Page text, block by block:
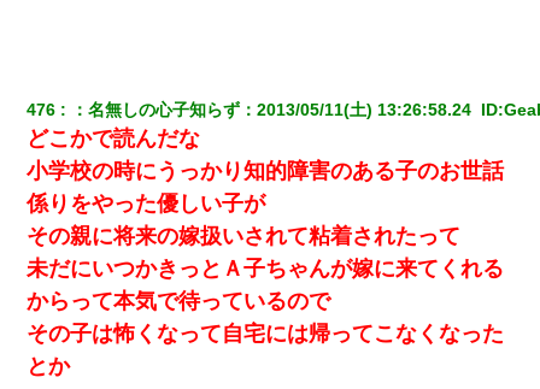
10年ほど前、息子がまだ年中だった時に離婚したんだけど、一昨
年の暮れに突然息子が職場を訪ねてきた。
32歳ワイ、34歳の可愛い女と付き合うも現実を知ってしまい無事
死亡・・・
【衝撃】ヤンキー女に「サせて」って言った結果
【不幸な結婚式】新郎親族「ブスのくせにドレスなんか着ちゃっ
てさ～ほんと恥ずかしいわよね～（大声」新郎両親「！！！（土
下座」→ 結果・・・
476 ：名無しの心子知らず ：2013/05/11(土) 13:26:58.24 ID:
どこかで読んだな
小学校の時にうっかり知的障害のある子のお世話
係りをやった優しい子が
その親に将来の嫁扱いされて粘着されたって
未だにいつかきっとＡ子ちゃんが嫁に来てくれる
からって本気で待っているので
その子は怖くなって自宅には帰ってこなくなった
とか